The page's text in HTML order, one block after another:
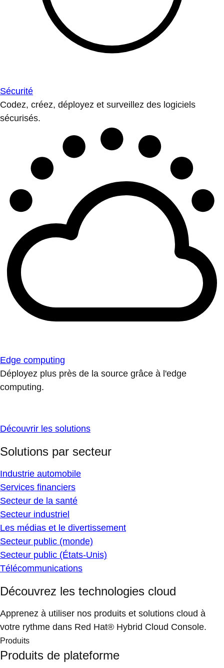
Sécurité
Codez, créez, déployez et surveillez des logiciels
sécurisés.
Edge computing
Déployez plus près de la source grâce à l'edge
computing.
Découvrir les solutions
Solutions par secteur
Industrie automobile
Services financiers
Secteur de la santé
Secteur industriel
Les médias et le divertissement
Secteur public (monde)
Secteur public (États-Unis)
Télécommunications
Découvrez les technologies cloud
Apprenez à utiliser nos produits et solutions cloud à
votre rythme dans Red Hat® Hybrid Cloud Console.
Produits
Produits de plateforme